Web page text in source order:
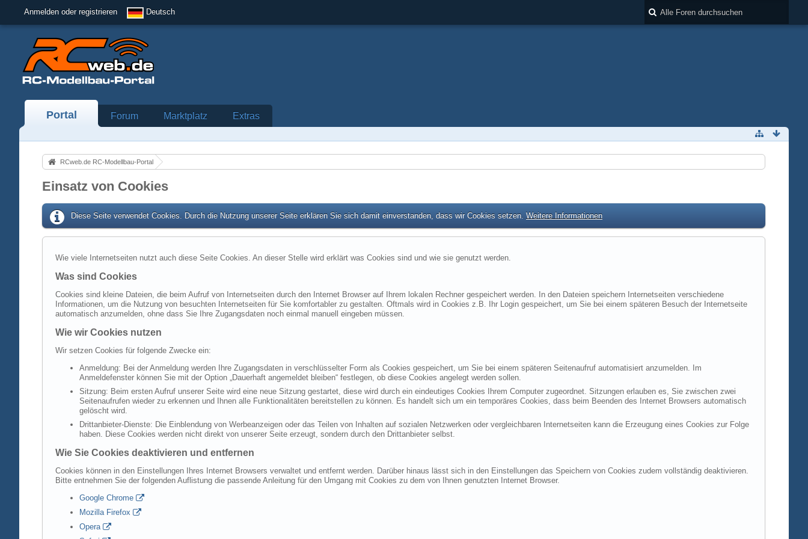
Anmelden oder registrieren Deutsch
Portal Forum Marktplatz Extras
RCweb.de RC-Modellbau-Portal
Einsatz von Cookies
Diese Seite verwendet Cookies. Durch die Nutzung unserer Seite erklären Sie sich damit einverstanden, dass wir Cookies setzen. Weitere Informationen
Wie viele Internetseiten nutzt auch diese Seite Cookies. An dieser Stelle wird erklärt was Cookies sind und wie sie genutzt werden.
Was sind Cookies
Cookies sind kleine Dateien, die beim Aufruf von Internetseiten durch den Internet Browser auf Ihrem lokalen Rechner gespeichert werden. In den Dateien speichern Internetseiten verschiedene
Informationen, um die Nutzung von besuchten Internetseiten für Sie komfortabler zu gestalten. Oftmals wird in Cookies z.B. Ihr Login gespeichert, um Sie bei einem späteren Besuch der Internetseite
automatisch anzumelden, ohne dass Sie Ihre Zugangsdaten noch einmal manuell eingeben müssen.
Wie wir Cookies nutzen
Wir setzen Cookies für folgende Zwecke ein:
Anmeldung: Bei der Anmeldung werden Ihre Zugangsdaten in verschlüsselter Form als Cookies gespeichert, um Sie bei einem späteren Seitenaufruf automatisiert anzumelden. Im
Anmeldefenster können Sie mit der Option „Dauerhaft angemeldet bleiben“ festlegen, ob diese Cookies angelegt werden sollen.
Sitzung: Beim ersten Aufruf unserer Seite wird eine neue Sitzung gestartet, diese wird durch ein eindeutiges Cookies Ihrem Computer zugeordnet. Sitzungen erlauben es, Sie zwischen zwei
Seitenaufrufen wieder zu erkennen und Ihnen alle Funktionalitäten bereitstellen zu können. Es handelt sich um ein temporäres Cookies, dass beim Beenden des Internet Browsers automatisch
gelöscht wird.
Drittanbieter-Dienste: Die Einblendung von Werbeanzeigen oder das Teilen von Inhalten auf sozialen Netzwerken oder vergleichbaren Internetseiten kann die Erzeugung eines Cookies zur Folge
haben. Diese Cookies werden nicht direkt von unserer Seite erzeugt, sondern durch den Drittanbieter selbst.
Wie Sie Cookies deaktivieren und entfernen
Cookies können in den Einstellungen Ihres Internet Browsers verwaltet und entfernt werden. Darüber hinaus lässt sich in den Einstellungen das Speichern von Cookies zudem vollständig deaktivieren.
Bitte entnehmen Sie der folgenden Auflistung die passende Anleitung für den Umgang mit Cookies zu dem von Ihnen genutzten Internet Browser.
Google Chrome
Mozilla Firefox
Opera